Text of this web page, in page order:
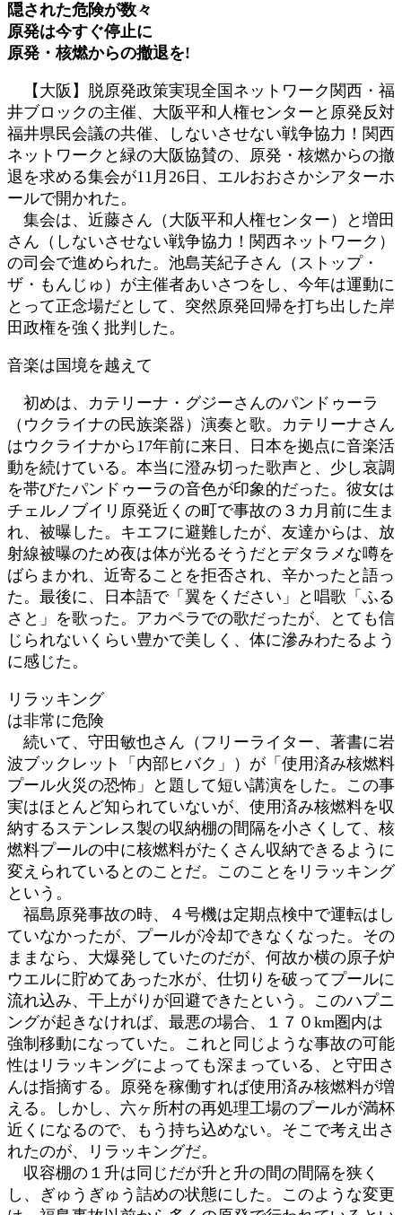
新
日
時
隠された危険が数々
原発は今すぐ停止に
原発・核燃からの撤退を!
【大阪】脱原発政策実現全国ネットワーク関西・福
井ブロックの主催、大阪平和人権センターと原発反対
福井県民会議の共催、しないさせない戦争協力！関西
ネットワークと緑の大阪協賛の、原発・核燃からの撤
退を求める集会が11月26日、エルおおさかシアターホ
ールで開かれた。
集会は、近藤さん（大阪平和人権センター）と増田
さん（しないさせない戦争協力！関西ネットワーク）
の司会で進められた。池島芙紀子さん（ストップ・
ザ・もんじゅ）が主催者あいさつをし、今年は運動に
とって正念場だとして、突然原発回帰を打ち出した岸
田政権を強く批判した。
音楽は国境を越えて
初めは、カテリーナ・グジーさんのパンドゥーラ
（ウクライナの民族楽器）演奏と歌。カテリーナさん
はウクライナから17年前に来日、日本を拠点に音楽活
動を続けている。本当に澄み切った歌声と、少し哀調
を帯びたパンドゥーラの音色が印象的だった。彼女は
チェルノブイリ原発近くの町で事故の３カ月前に生ま
れ、被曝した。キエフに避難したが、友達からは、放
射線被曝のため夜は体が光るそうだとデタラメな噂を
ばらまかれ、近寄ることを拒否され、辛かったと語っ
た。最後に、日本語で「翼をください」と唱歌「ふる
さと」を歌った。アカペラでの歌だったが、とても信
じられないくらい豊かで美しく、体に滲みわたるよう
に感じた。
リラッキング
は非常に危険
続いて、守田敏也さん（フリーライター、著書に岩
波ブックレット「内部ヒバク」）が「使用済み核燃料
プール火災の恐怖」と題して短い講演をした。この事
実はほとんど知られていないが、使用済み核燃料を収
納するステンレス製の収納棚の間隔を小さくして、核
燃料プールの中に核燃料がたくさん収納できるように
変えられているとのことだ。このことをリラッキング
という。
福島原発事故の時、４号機は定期点検中で運転はし
ていなかったが、プールが冷却できなくなった。その
ままなら、大爆発していたのだが、何故か横の原子炉
ウエルに貯めてあった水が、仕切りを破ってプールに
流れ込み、干上がりが回避できたという。このハプニ
ングが起きなければ、最悪の場合、１７０km圏内は
強制移動になっていた。これと同じような事故の可能
性はリラッキングによっても深まっている、と守田さ
んは指摘する。原発を稼働すれば使用済み核燃料が増
える。しかし、六ヶ所村の再処理工場のプールが満杯
近くになるので、もう持ち込めない。そこで考え出さ
れたのが、リラッキングだ。
収容棚の１升は同じだが升と升の間の間隔を狭く
し、ぎゅうぎゅう詰めの状態にした。このような変更